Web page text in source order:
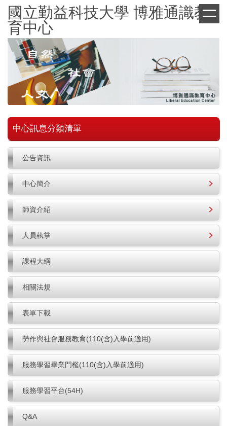
跳
到
主
要
內
國立勤益科技大學 博雅通識教
育中心
中心訊息分類清單
公告資訊
中心簡介
師資介紹
人員執掌
課程大綱
相關法規
表單下載
勞作與社會服務教育(110(含)入學前適用)
服務學習畢業門檻(110(含)入學前適用)
服務學習平台(54H)
Q&A